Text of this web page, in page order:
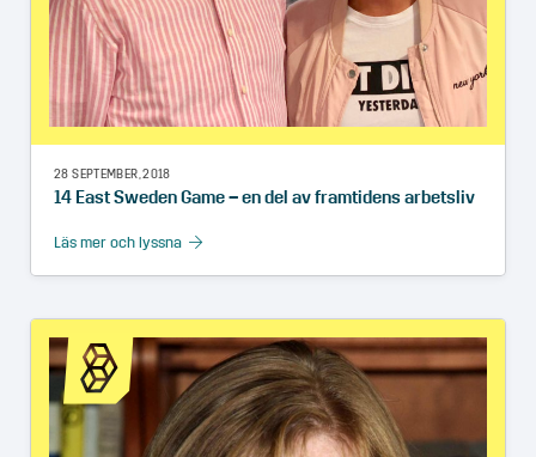
28 SEPTEMBER, 2018
14 East Sweden Game – en del av framtidens arbetsliv
Läs mer och lyssna